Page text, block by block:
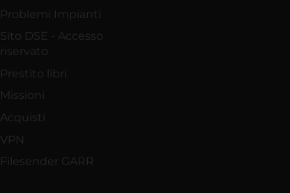
Problemi Impianti
Sito DSE - Accesso
riservato
Prestito libri
Missioni
Acquisti
VPN
Filesender GARR